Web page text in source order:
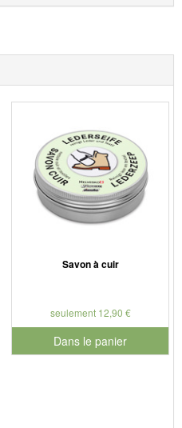
Savon à cuir
seulement 12,90 €
Dans le panier
pour le numéro de produit